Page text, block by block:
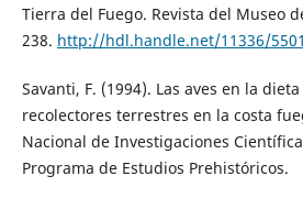
Tierra del Fuego. Revista del Museo
238. http://hdl.handle.net/11336/5501
Savanti, F. (1994). Las aves en la
recolectores terrestres en la costa
Nacional de Investigaciones
Programa de Estudios Prehistóricos.